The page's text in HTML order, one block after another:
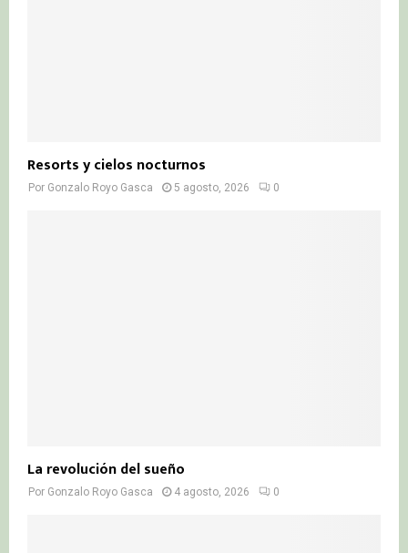
Resorts y cielos nocturnos
Por Gonzalo Royo Gasca 5 agosto, 2026 0
La revolución del sueño
Por Gonzalo Royo Gasca 4 agosto, 2026 0